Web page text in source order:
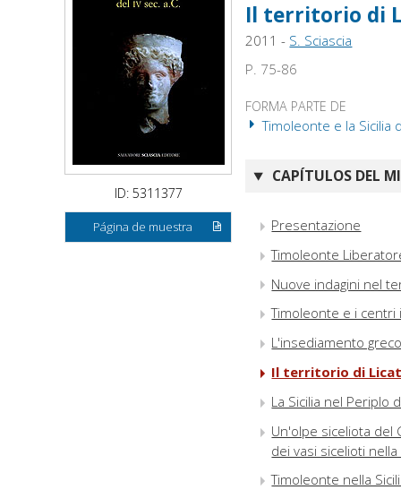
ID: 5311377
Página de muestra
Il territorio di
2011 - S. Sciascia
P. 75-86
FORMA PARTE DE
Timoleonte e la Sicilia
CAPÍTULOS DEL
Presentazione
Timoleonte
Nuove indagini nel
Timoleonte e i centri
L'insediamento
Il territorio di
La Sicilia nel Periplo
Un'olpe siceliota del
dei vasi sicelioti
Timoleonte nella